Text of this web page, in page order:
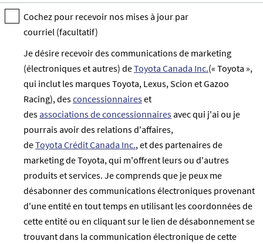
Cochez pour recevoir nos mises à jour par
courriel (facultatif)
Je désire recevoir des communications de marketing
(électroniques et autres) deToyota Canada Inc.(« Toyota »,
qui inclut les marques Toyota, Lexus, Scion et Gazoo
Racing), desconcessionnaireset
des associations de concessionnaires avec qui j'ai ou je
pourrais avoir des relations d'affaires,
deToyota Crédit Canada Inc., et des partenaires de
marketing de Toyota, qui m'offrent leurs ou d'autres
produits et services. Je comprends que je peux me
désabonner des communications électroniques provenant
d'une entité en tout temps en utilisant les coordonnées de
cette entité ou en cliquant sur le lien de désabonnement se
trouvant dans la communication électronique de cette